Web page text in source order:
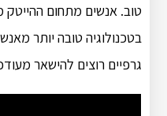
טוב. אנשים מתחום
בטכנולוגיה טובה יותר
גרפיים רוצים להישאר